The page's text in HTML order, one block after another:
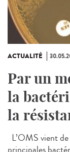
ACTUALITÉ
Par un
la
la
L’OMS vient
principales